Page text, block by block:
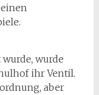
wurde
ihr Ventil.
aber